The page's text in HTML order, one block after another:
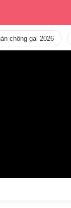
chông gai 2026